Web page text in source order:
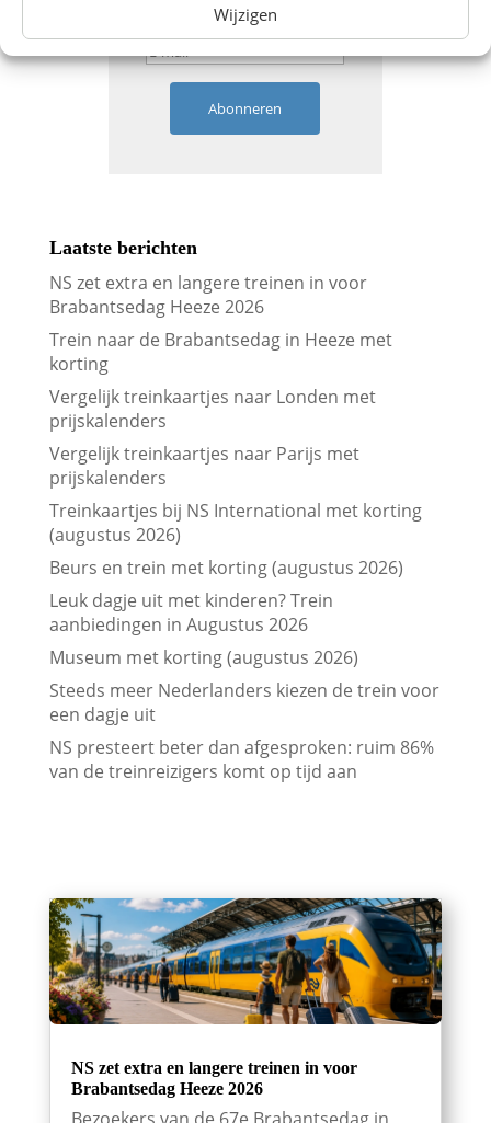
Wijzigen
Abonneren
Laatste berichten
NS zet extra en langere treinen in voor
Brabantsedag Heeze 2026
Trein naar de Brabantsedag in Heeze met
korting
Vergelijk treinkaartjes naar Londen met
prijskalenders
Vergelijk treinkaartjes naar Parijs met
prijskalenders
Treinkaartjes bij NS International met korting
(augustus 2026)
Beurs en trein met korting (augustus 2026)
Leuk dagje uit met kinderen? Trein
aanbiedingen in Augustus 2026
Museum met korting (augustus 2026)
Steeds meer Nederlanders kiezen de trein voor
een dagje uit
NS presteert beter dan afgesproken: ruim 86%
van de treinreizigers komt op tijd aan
NS zet extra en langere treinen in voor
Brabantsedag Heeze 2026